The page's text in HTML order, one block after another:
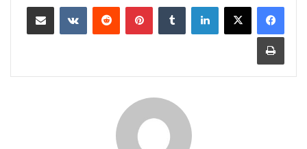
لينكدإن بينتيريست مشاركة عبر البريد
طباعة